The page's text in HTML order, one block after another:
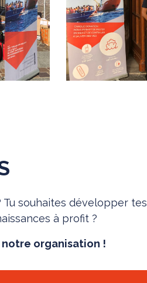
souhaites développer tes
à profit ?
organisation !